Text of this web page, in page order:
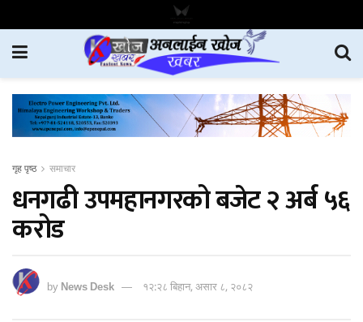
गृह पृष्ठ समाचार
धनगढी उपमहानगरको बजेट २ अर्ब ५६
करोड
byNews Desk १२:२८ बिहान, असार ८, २०८२